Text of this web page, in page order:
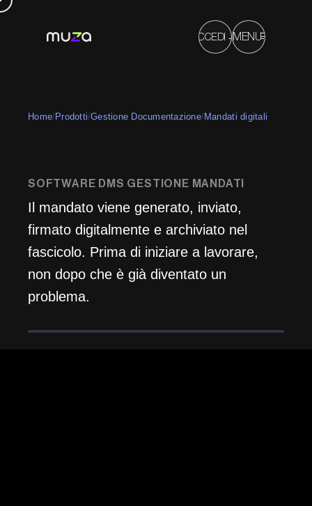
ACCEDI →MENU
Home/ Prodotti/Gestione Documentazione/ Mandati digitali
SOFTWARE DMS GESTIONE MANDATI
Il mandato viene generato, inviato,
firmato digitalmente e archiviato nel
fascicolo. Prima di iniziare a lavorare,
non dopo che è già diventato un
problema.